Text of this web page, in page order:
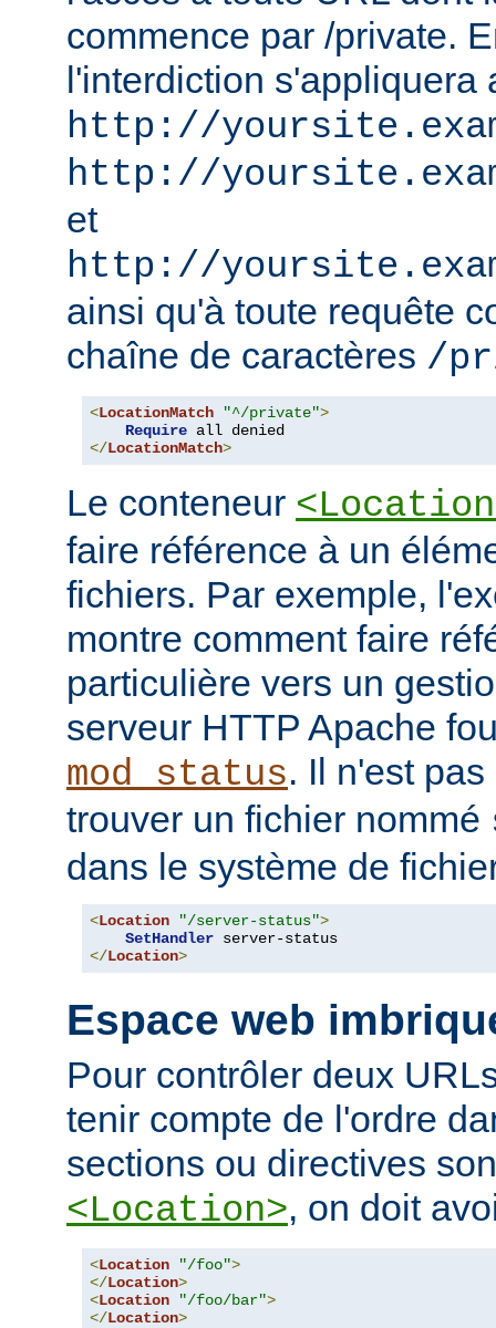
commence par /private.
l'interdiction s'appliquera
http://
http://
et
http://
ainsi qu'à toute requête
chaîne de caractères /
<LocationMatch "^/private">
Require
</LocationMatch>
Le conteneur
faire référence à un
fichiers. Par exemple,
montre comment faire
particulière vers un
serveur HTTP Apache
mod_status. Il n'est
trouver un fichier nommé
dans le système de
<Location "/server-status">
SetHandler
</Location>
Espace web
Pour contrôler deux
tenir compte de l'ordre
sections ou directives
<Location>, on doit
<Location "/foo">
</Location>
<Location "/foo/bar">
</Location>